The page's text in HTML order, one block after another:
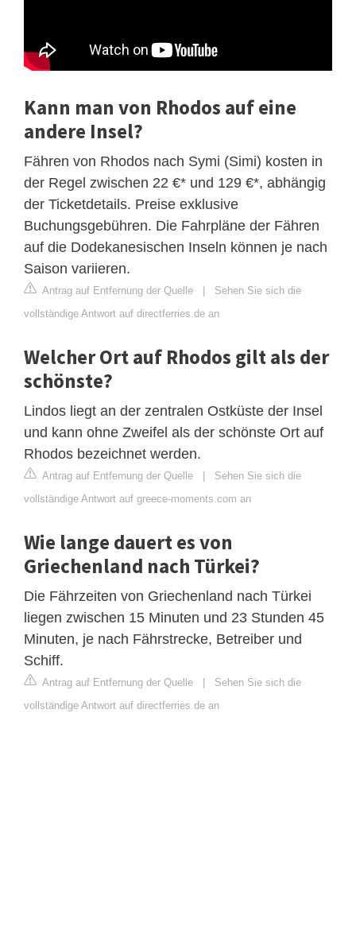
Kann man von Rhodos auf eine
andere Insel?
Fähren von Rhodos nach Symi (Simi) kosten in
der Regel zwischen 22 €* und 129 €*, abhängig
der Ticketdetails. Preise exklusive
Buchungsgebühren. Die Fahrpläne der Fähren
auf die Dodekanesischen Inseln können je nach
Saison variieren.
Antrag auf Entfernung der Quelle | Sehen Sie sich die
vollständige Antwort auf directferries.de an
Welcher Ort auf Rhodos gilt als der
schönste?
Lindos liegt an der zentralen Ostküste der Insel
und kann ohne Zweifel als der schönste Ort auf
Rhodos bezeichnet werden.
Antrag auf Entfernung der Quelle | Sehen Sie sich die
vollständige Antwort auf greece-moments.com an
Wie lange dauert es von
Griechenland nach Türkei?
Die Fährzeiten von Griechenland nach Türkei
liegen zwischen 15 Minuten und 23 Stunden 45
Minuten, je nach Fährstrecke, Betreiber und
Schiff.
Antrag auf Entfernung der Quelle | Sehen Sie sich die
vollständige Antwort auf directferries.de an